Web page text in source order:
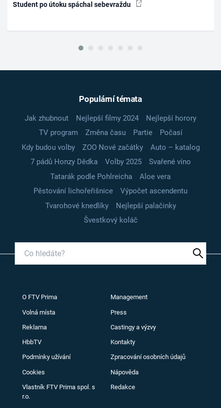
Student po útoku spáchal sebevraždu
Populární témata
Jak zhubnout Nejlepší filmy 2024
Nejlepší horory
TV program
Změna času Partie
Počasí
Kdy budou volby
ZOO Nové začátky
Auto – katalog
7 pádů Honzy Dědka
Volby 2025
Svařené víno
Tatarák podle Pohlreicha
Aloe vera
Pěstování lichořeřišnice
Výpočet ascendentu
Tvarohové knedlíky
Nejlepší palačinky
Švestkový koláč
O FTV Prima Management
Volná místa Press
Reklama Castingy a výzvy
HbbTV Kontakty
Podmínky užívání Zpracování osobních údajů
Cookies Nápověda
Vlastník FTV Prima spol. s
r.o.
Redakce